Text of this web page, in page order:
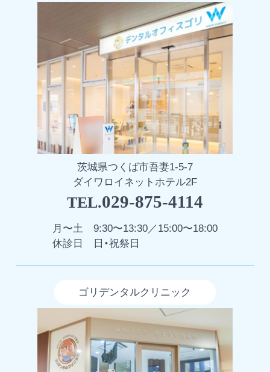
茨城県つくば市吾妻1-5-7
ダイワロイネットホテル2F
TEL.029-875-4114
月〜土
9:30〜13:30／15:00〜18:00
休診日
日・祝祭日
ゴリデンタルクリニック